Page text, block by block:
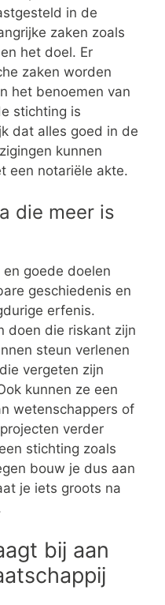
in de
zaken zoals
het doel. Er
zaken worden
het benoemen van
stichting is
dat alles goed in de
kunnen
een notariële akte.
die meer is
goede doelen
geschiedenis en
erfenis.
doen die riskant zijn
steun verlenen
vergeten zijn
kunnen ze een
wetenschappers of
verder
stichting zoals
bouw je dus aan
je iets groots na
bij aan